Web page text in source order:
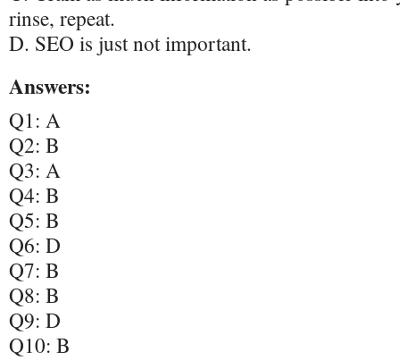
rinse, repeat.
D. SEO is just not important.
Answers:
Q1: A
Q2: B
Q3: A
Q4: B
Q5: B
Q6: D
Q7: B
Q8: B
Q9: D
Q10: B